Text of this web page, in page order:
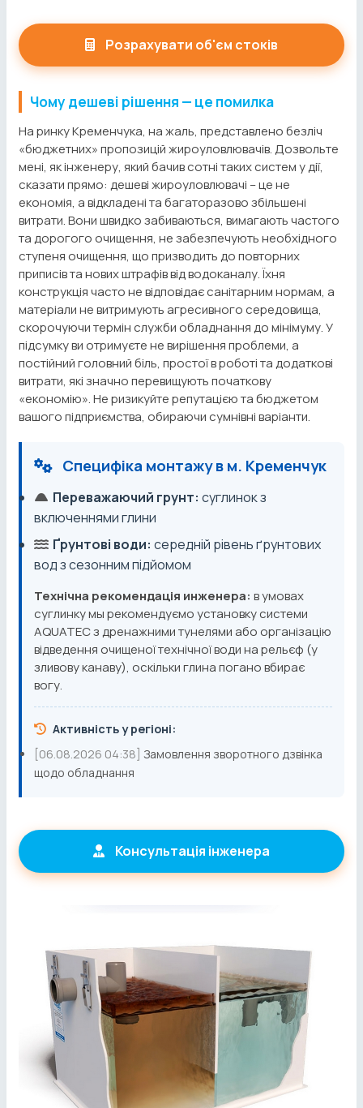
Розрахувати об'єм стоків
Чому дешеві рішення — це помилка
На ринку Кременчука, на жаль, представлено безліч
«бюджетних» пропозицій жироуловлювачів. Дозвольте
мені, як інженеру, який бачив сотні таких систем у дії,
сказати прямо: дешеві жироуловлювачі – це не
економія, а відкладені та багаторазово збільшені
витрати. Вони швидко забиваються, вимагають частого
та дорогого очищення, не забезпечують необхідного
ступеня очищення, що призводить до повторних
приписів та нових штрафів від водоканалу. Їхня
конструкція часто не відповідає санітарним нормам, а
матеріали не витримують агресивного середовища,
скорочуючи термін служби обладнання до мінімуму. У
підсумку ви отримуєте не вирішення проблеми, а
постійний головний біль, простої в роботі та додаткові
витрати, які значно перевищують початкову
«економію». Не ризикуйте репутацією та бюджетом
вашого підприємства, обираючи сумнівні варіанти.
Специфіка монтажу в м. Кременчук
Переважаючий грунт: суглинок з
включеннями глини
Ґрунтові води: середній рівень ґрунтових
вод з сезонним підйомом
Технічна рекомендація инженера: в умовах
суглинку мы рекомендуємо установку системи
AQUATEC з дренажними тунелями або організацію
відведення очищеної технічної води на рельєф (у
зливову канаву), оскільки глина погано вбирає
вогу.
Активність у регіоні:
[06.08.2026 04:38] Замовлення зворотного дзвінка
щодо обладнання
Консультація інженера